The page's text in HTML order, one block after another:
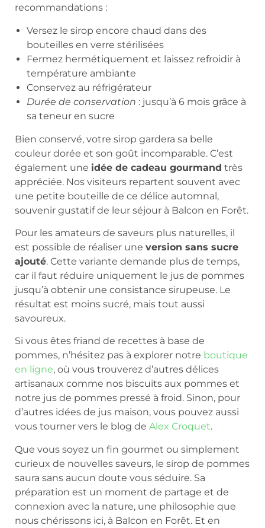
recommandations :
Versez le sirop encore chaud dans des
bouteilles en verre stérilisées
Fermez hermétiquement et laissez refroidir à
température ambiante
Conservez au réfrigérateur
Durée de conservation : jusqu’à 6 mois grâce à
sa teneur en sucre
Bien conservé, votre sirop gardera sa belle
couleur dorée et son goût incomparable. C’est
également une idée de cadeau gourmand très
appréciée. Nos visiteurs repartent souvent avec
une petite bouteille de ce délice automnal,
souvenir gustatif de leur séjour à Balcon en Forêt.
Pour les amateurs de saveurs plus naturelles, il
est possible de réaliser une version sans sucre
ajouté. Cette variante demande plus de temps,
car il faut réduire uniquement le jus de pommes
jusqu’à obtenir une consistance sirupeuse. Le
résultat est moins sucré, mais tout aussi
savoureux.
Si vous êtes friand de recettes à base de
pommes, n’hésitez pas à explorer notre boutique
en ligne, où vous trouverez d’autres délices
artisanaux comme nos biscuits aux pommes et
notre jus de pommes pressé à froid. Sinon, pour
d’autres idées de jus maison, vous pouvez aussi
vous tourner vers le blog de Alex Croquet.
Que vous soyez un fin gourmet ou simplement
curieux de nouvelles saveurs, le sirop de pommes
saura sans aucun doute vous séduire. Sa
préparation est un moment de partage et de
connexion avec la nature, une philosophie que
nous chérissons ici, à Balcon en Forêt. Et en